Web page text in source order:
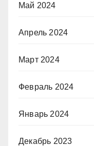
Май 2024
Апрель 2024
Март 2024
Февраль 2024
Январь 2024
Декабрь 2023